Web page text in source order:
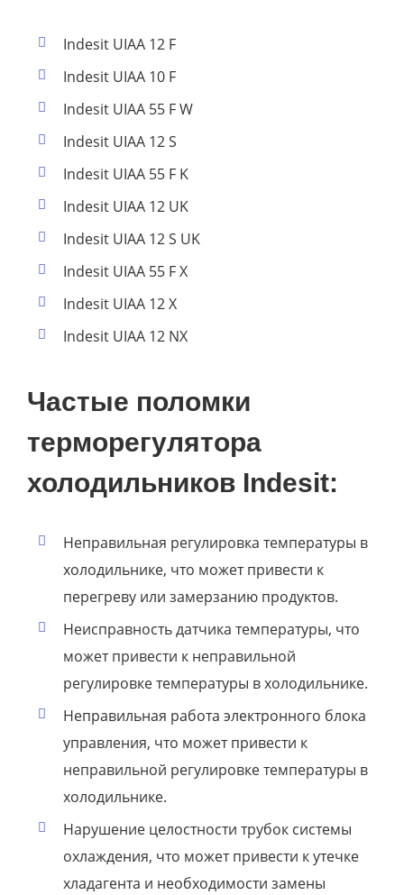
Indesit UIAA 12 F
Indesit UIAA 10 F
Indesit UIAA 55 F W
Indesit UIAA 12 S
Indesit UIAA 55 F K
Indesit UIAA 12 UK
Indesit UIAA 12 S UK
Indesit UIAA 55 F X
Indesit UIAA 12 X
Indesit UIAA 12 NX
Частые поломки
терморегулятора
холодильников Indesit:
Неправильная регулировка температуры в
холодильнике, что может привести к
перегреву или замерзанию продуктов.
Неисправность датчика температуры, что
может привести к неправильной
регулировке температуры в холодильнике.
Неправильная работа электронного блока
управления, что может привести к
неправильной регулировке температуры в
холодильнике.
Нарушение целостности трубок системы
охлаждения, что может привести к утечке
хладагента и необходимости замены